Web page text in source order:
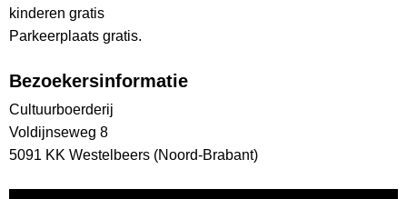
kinderen gratis
Parkeerplaats gratis.
Bezoekersinformatie
Cultuurboerderij
Voldijnseweg 8
5091 KK Westelbeers (Noord-Brabant)